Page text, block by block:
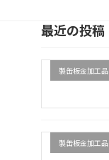
最近の投稿
製缶板金加工品
製缶板金加工品